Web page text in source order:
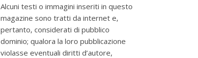
Alcuni testi o immagini inseriti in questo
magazine sono tratti da internet e,
pertanto, considerati di pubblico
dominio; qualora la loro pubblicazione
violasse eventuali diritti d’autore,